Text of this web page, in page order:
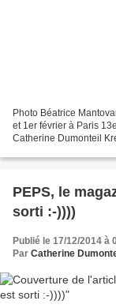
Photo Béatrice
et 1er février à Paris
Catherine Dumonteil
PEPS, le
sorti :-))))
Publié le 17/12/2014 à
Par Catherine